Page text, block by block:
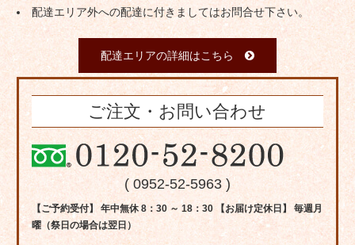
配達エリア外への配達に付きましてはお問合せ下さい。
配達エリアの詳細はこちら
ご注文・お問い合わせ
( 0952-52-5963 )
【ご予約受付】 年中無休 8：30 ～ 18：30 【お届け定休日】 毎週月
曜（祭日の場合は翌日）